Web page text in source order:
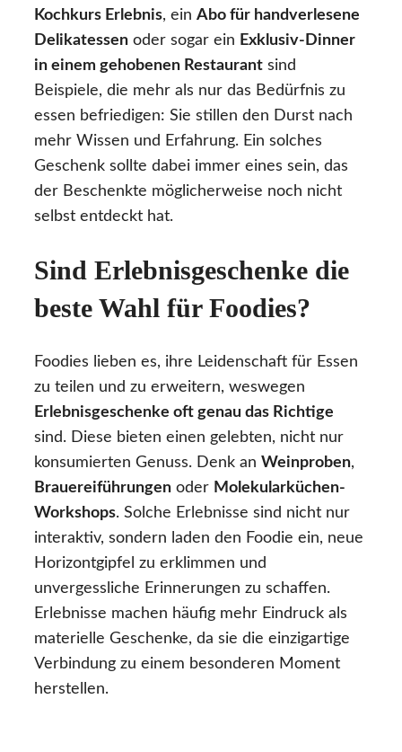
Kochkurs Erlebnis, ein Abo für handverlesene
Delikatessen oder sogar ein Exklusiv-Dinner
in einem gehobenen Restaurant sind
Beispiele, die mehr als nur das Bedürfnis zu
essen befriedigen: Sie stillen den Durst nach
mehr Wissen und Erfahrung. Ein solches
Geschenk sollte dabei immer eines sein, das
der Beschenkte möglicherweise noch nicht
selbst entdeckt hat.
Sind Erlebnisgeschenke die
beste Wahl für Foodies?
Foodies lieben es, ihre Leidenschaft für Essen
zu teilen und zu erweitern, weswegen
Erlebnisgeschenke oft genau das Richtige
sind. Diese bieten einen gelebten, nicht nur
konsumierten Genuss. Denk an Weinproben,
Brauereiführungen oder Molekularküchen-
Workshops. Solche Erlebnisse sind nicht nur
interaktiv, sondern laden den Foodie ein, neue
Horizontgipfel zu erklimmen und
unvergessliche Erinnerungen zu schaffen.
Erlebnisse machen häufig mehr Eindruck als
materielle Geschenke, da sie die einzigartige
Verbindung zu einem besonderen Moment
herstellen.